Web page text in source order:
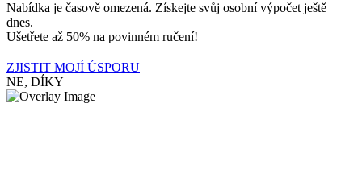
Nabídka je časově omezená. Získejte svůj osobní výpočet ještě
dnes.
Ušetřete až 50% na povinném ručení!
ZJISTIT MOJÍ ÚSPORU
NE, DÍKY